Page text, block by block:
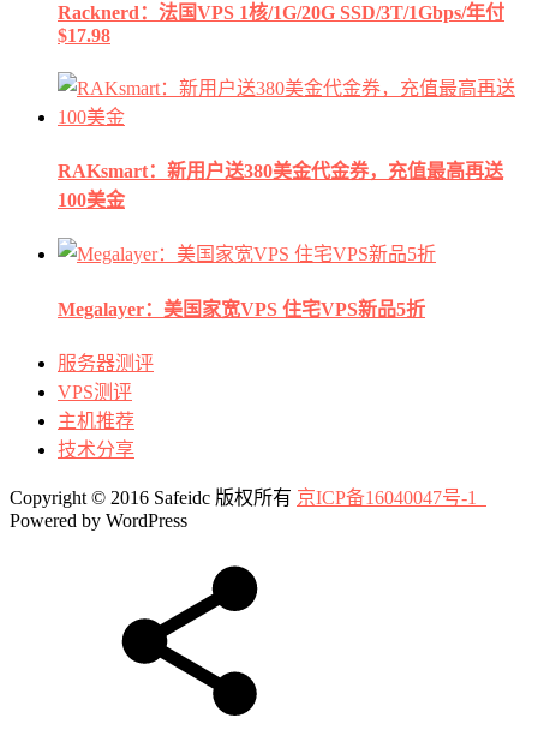
Racknerd：法国VPS 1核/1G/20G SSD/3T/1Gbps/年付
$17.98
RAKsmart：新用户送380美金代金券，充值最高再送
100美金
Megalayer：美国家宽VPS 住宅VPS新品5折
服务器测评
VPS测评
主机推荐
技术分享
Copyright © 2016 Safeidc 版权所有 京ICP备16040047号-1
Powered by WordPress